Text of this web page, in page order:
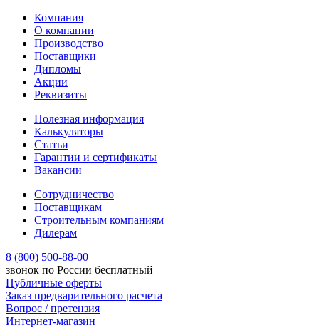
Компания
О компании
Производство
Поставщики
Дипломы
Акции
Реквизиты
Полезная информация
Калькуляторы
Статьи
Гарантии и сертификаты
Вакансии
Сотрудничество
Поставщикам
Строительным компаниям
Дилерам
8 (800) 500-88-00
звонок по России бесплатный
Публичные оферты
Заказ предварительного расчета
Вопрос / претензия
Интернет-магазин